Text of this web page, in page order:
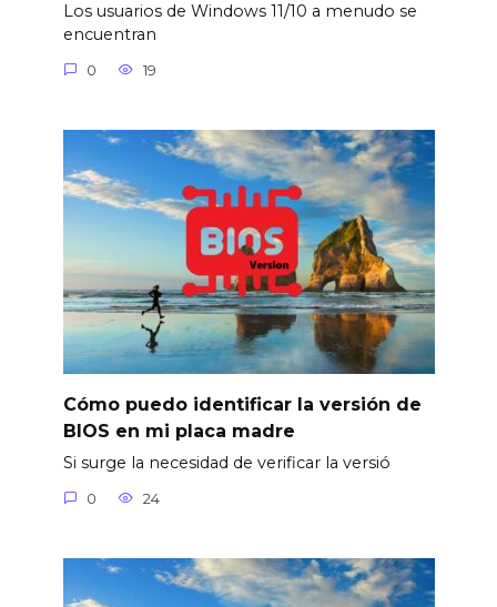
Los usuarios de Windows 11/10 a menudo se
encuentran
0 19
Cómo puedo identificar la versión de
BIOS en mi placa madre
Si surge la necesidad de verificar la versió
0 24